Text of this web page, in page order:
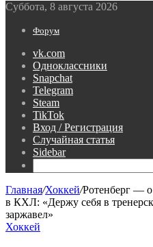
Суббота, 8 августа 2026
Форум
vk.com
Одноклассники
Snapchat
Telegram
Steam
TikTok
Вход / Регистрация
Случайная статья
Sidebar
Главная/Хоккей/Ротенберг — о
в КХЛ: «Держу себя в
заржавел»
Хоккей